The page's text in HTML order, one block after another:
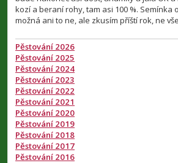
p
ě
v
k
kozí a beraní rohy, tam asi 100 %. Semínka
možná ani to ne, ale zkusím příští rok, ne
Pěstování 2026
Pěstování 2025
Pěstování 2024
Pěstování 2023
Pěstování 2022
Pěstování 2021
Pěstování 2020
Pěstování 2019
Pěstování 2018
Pěstování 2017
Pěstování 2016